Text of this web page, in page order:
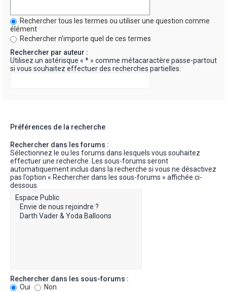
Rechercher tous les termes ou utiliser une question comme
élément
Rechercher n’importe quel de ces termes
Rechercher par auteur :
Utilisez un astérisque « * » comme métacaractère passe-partout
si vous souhaitez effectuer des recherches partielles.
Préférences de la recherche
Rechercher dans les forums :
Sélectionnez le ou les forums dans lesquels vous souhaitez
effectuer une recherche. Les sous-forums seront
automatiquement inclus dans la recherche si vous ne désactivez
pas l’option « Rechercher dans les sous-forums » affichée ci-
dessous.
Rechercher dans les sous-forums :
Oui
Non